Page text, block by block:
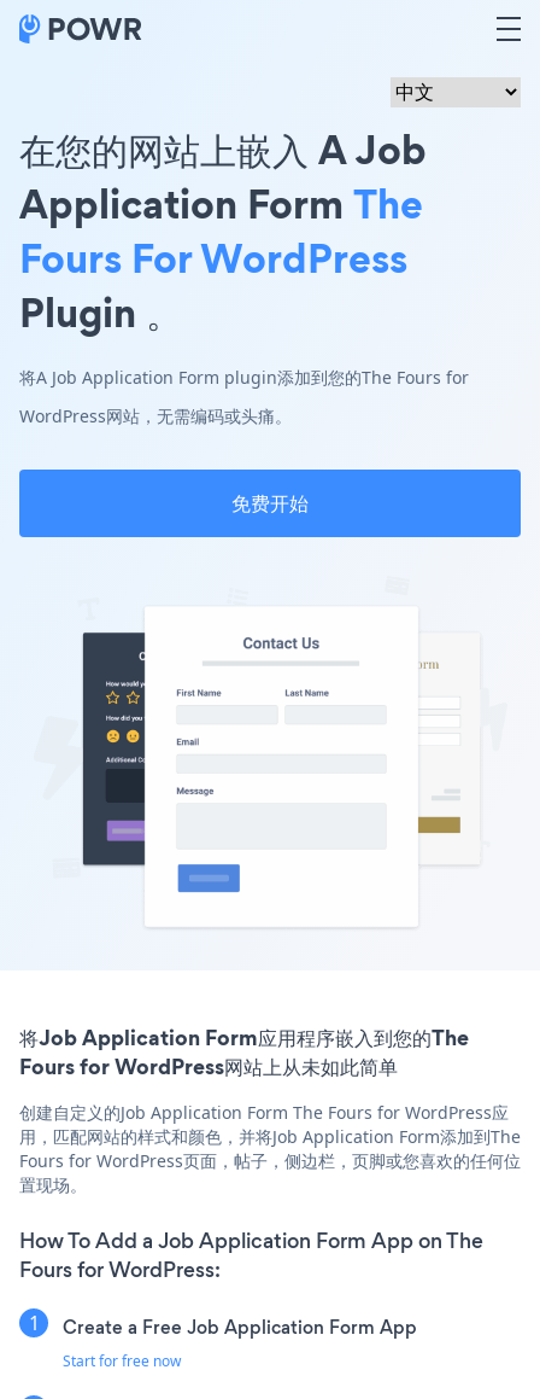
在您的网站上嵌入 A Job
Application Form The
Fours For WordPress
Plugin 。
将A Job Application Form plugin添加到您的The Fours for
WordPress网站，无需编码或头痛。
免费开始
将Job Application Form应用程序嵌入到您的The
Fours for WordPress网站上从未如此简单
创建自定义的Job Application Form The Fours for WordPress应
用，匹配网站的样式和颜色，并将Job Application Form添加到The
Fours for WordPress页面，帖子，侧边栏，页脚或您喜欢的任何位
置现场。
How To Add a Job Application Form App on The
Fours for WordPress:
Create a Free Job Application Form App
Start for free now